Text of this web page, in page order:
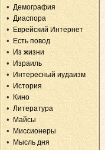
Демография
Диаспора
Еврейский Интернет
Есть повод
Из жизни
Израиль
Интересный иудаизм
История
Кино
Литература
Майсы
Миссионеры
Мысль дня